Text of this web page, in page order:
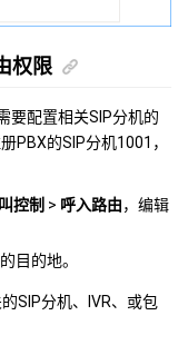
权限
要配置相关SIP分机的
PBX的SIP分机1001，
控制 > 呼入路由，编辑
目的地。
SIP分机、IVR、或包